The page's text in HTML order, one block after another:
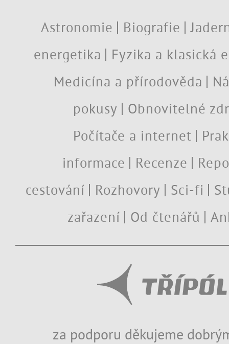
Astronomie Biografie
energetika
Fyzika a klasická
Medicína a přírodověda
pokusy
Obnovitelné
Počítače a internet
informace
Recenze
cestování
Rozhovory Sci-fi
zařazení
Od čtenářů
za podporu děkujeme